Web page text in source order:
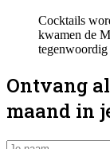
Cocktails
kwamen de
Ontvang
maand in